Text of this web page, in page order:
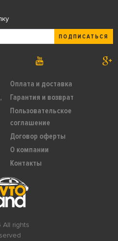
All rights
Оплата и доставка
Гарантия и возврат
Пользовательское
соглашение
Договор оферты
О компании
Контакты
ПОДПИСАТЬСЯ